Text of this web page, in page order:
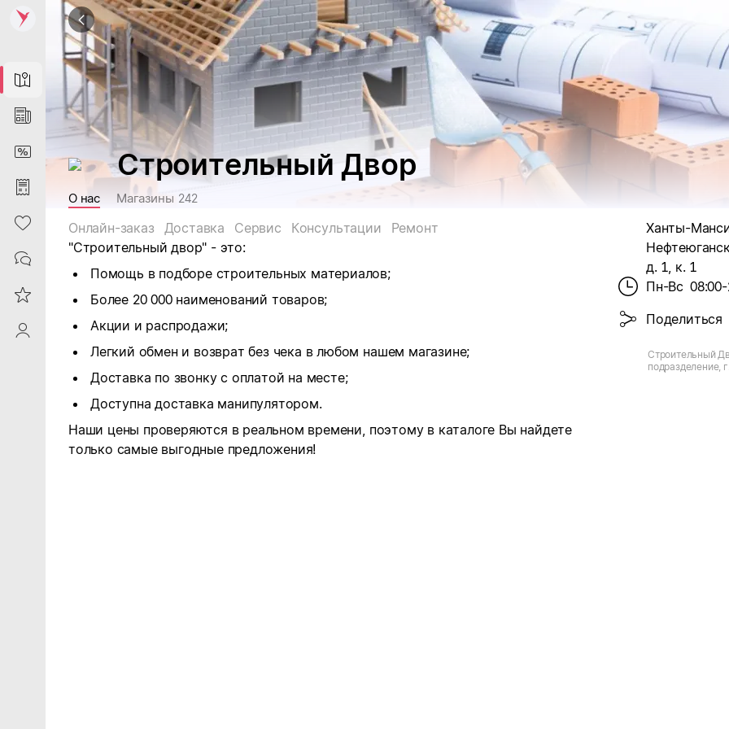
Map
News
DiscountCard
Purchases
Heart
Contacts
Reviews
ProfileSaby
Строительный Двор
О нас Магазины 242
Онлайн-заказ Доставка Сервис Консультации
Ремонт
"Строительный двор" - это:
Помощь в подборе строительных материалов;
Более 20 000 наименований товаров;
Акции и распродажи;
Легкий обмен и возврат без чека в любом нашем магазине;
Доставка по звонку с оплатой на месте;
Доступна доставка манипулятором.
Наши цены проверяются в реальном времени, поэтому в каталоге Вы найдете
только самые выгодные предложения!
Ханты-
д. 1, к. 1
Пн-Вс
Поделиться
Строительный
подразделение,